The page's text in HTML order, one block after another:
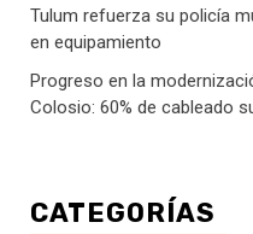
Tulum refuerza su policía
en equipamiento
Progreso en la
Colosio: 60% de cableado
CATEGORÍAS